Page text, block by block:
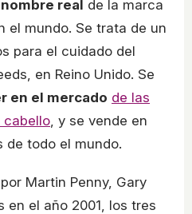
real de la marca
el mundo. Se trata de un
para el cuidado del
en Reino Unido. Se
en el mercado de las
cabello, y se vende en
de todo el mundo.
Martin Penny, Gary
en el año 2001, los tres